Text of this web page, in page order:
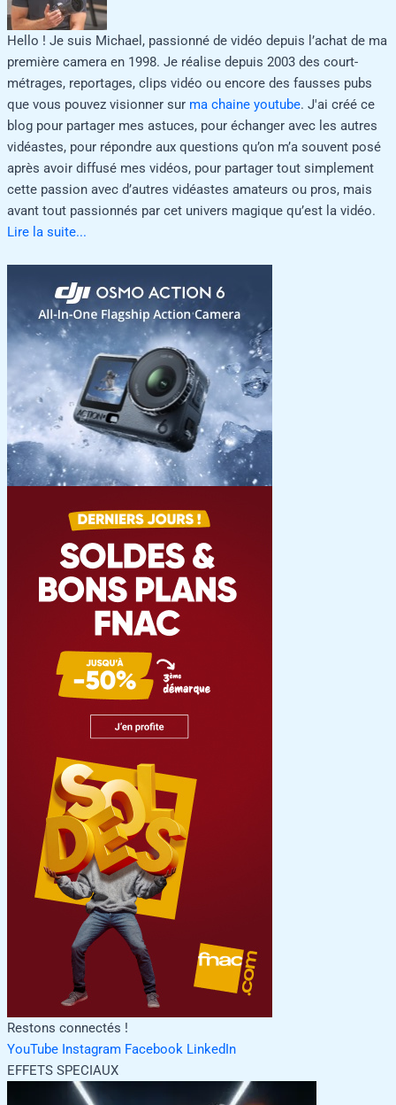
Hello ! Je suis Michael, passionné de vidéo depuis l’achat de ma
première camera en 1998. Je réalise depuis 2003 des court-
métrages, reportages, clips vidéo ou encore des fausses pubs
que vous pouvez visionner sur ma chaine youtube. J'ai créé ce
blog pour partager mes astuces, pour échanger avec les autres
vidéastes, pour répondre aux questions qu’on m’a souvent posé
après avoir diffusé mes vidéos, pour partager tout simplement
cette passion avec d’autres vidéastes amateurs ou pros, mais
avant tout passionnés par cet univers magique qu’est la vidéo.
Lire la suite...
Restons connectés !
YouTube Instagram Facebook LinkedIn
EFFETS SPECIAUX